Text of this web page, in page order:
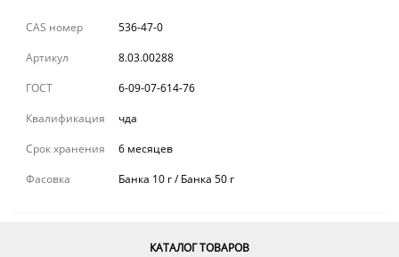
CAS номер
536-47-0
Артикул
8.03.00288
ГОСТ
6-09-07-614-76
Квалификация
чда
Срок хранения
6 месяцев
Фасовка
Банка 10 г / Банка 50 г
КАТАЛОГ ТОВАРОВ